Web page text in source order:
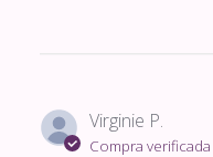
Virginie P.
Compra verificada